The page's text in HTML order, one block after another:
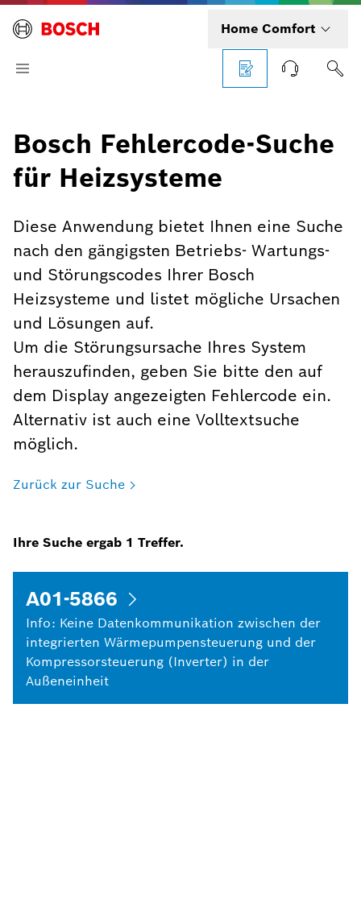
Home Comfort
Bosch Fehlercode-Suche
für Heizsysteme
Diese Anwendung bietet Ihnen eine Suche
nach den gängigsten Betriebs- Wartungs-
und Störungscodes Ihrer Bosch
Heizsysteme und listet mögliche Ursachen
und Lösungen auf.
Um die Störungsursache Ihres System
herauszufinden, geben Sie bitte den auf
dem Display angezeigten Fehlercode ein.
Alternativ ist auch eine Volltextsuche
möglich.
Zurück zur Suche
Ihre Suche ergab 1 Treffer.
A01-5866
Info: Keine Datenkommunikation zwischen der
integrierten Wärmepumpensteuerung und der
Kompressorsteuerung (Inverter) in der
Außeneinheit